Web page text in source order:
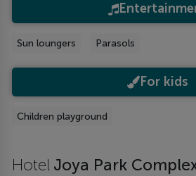
Sun loungers Parasols
For kids
Children playground
Hotel Joya Park